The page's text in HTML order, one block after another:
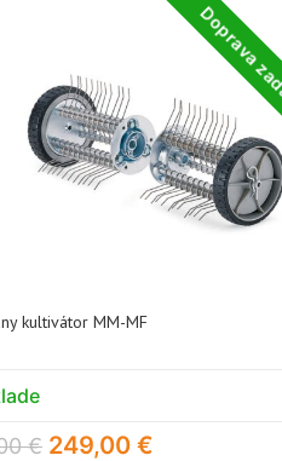
Doprava
kultivátor MM-MF
€ 249,00 €